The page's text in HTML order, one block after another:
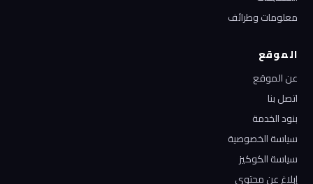
معلومات وطرائف
الموقع
عن الموقع
اتصل بنا
بنود الخدمة
سياسة الخصوصية
سياسة الكوكيز
إبلاغ عن محتوى